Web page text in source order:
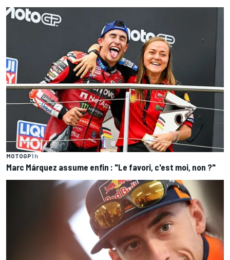
MOTOGP1 h
Marc Márquez assume enfin : "Le favori, c'est moi, non ?"